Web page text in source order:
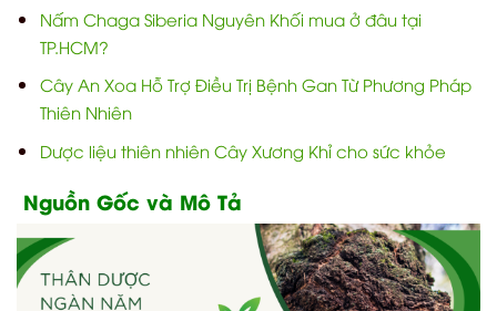
Nấm Chaga Siberia Nguyên Khối mua ở đâu tại
TP.HCM?
Cây An Xoa Hỗ Trợ Điều Trị Bệnh Gan Từ Phương Pháp
Thiên Nhiên
Dược liệu thiên nhiên Cây Xương Khỉ cho sức khỏe
Nguồn Gốc và Mô Tả